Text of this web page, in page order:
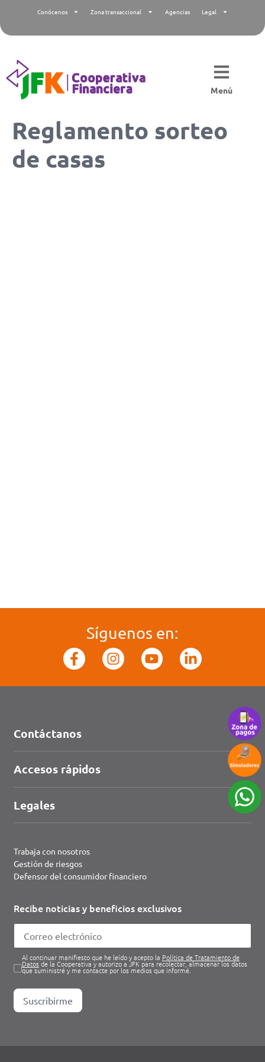
Conócenos Zona transaccional Agencias Legal
Menú
Reglamento sorteo
de casas
Síguenos en:
Contáctanos
Accesos rápidos
Legales
Trabaja con nosotros
Gestión de riesgos
Defensor del consumidor financiero
Recibe noticias y beneficios exclusivos
Al continuar manifiesto que he leído y acepto la Política de Tratamiento de
Datosde la Cooperativa y autorizo a JFK para recolectar, almacenar los datos
que suministré y me contacte por los medios que informé.
Suscribirme